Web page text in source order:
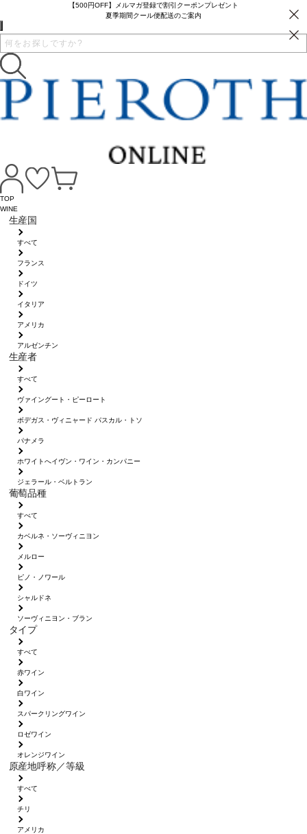
【500円OFF】メルマガ登録で割引クーポンプレゼント
夏季期間クール便配送のご案内
TOP
WINE
生産国
すべて
フランス
ドイツ
イタリア
アメリカ
アルゼンチン
生産者
すべて
ヴァイングート・ピーロート
ボデガス・ヴィニャード パスカル・トソ
パナメラ
ホワイトへイヴン・ワイン・カンパニー
ジェラール・ベルトラン
葡萄品種
すべて
カベルネ・ソーヴィニヨン
メルロー
ピノ・ノワール
シャルドネ
ソーヴィニヨン・ブラン
タイプ
すべて
赤ワイン
白ワイン
スパークリングワイン
ロゼワイン
オレンジワイン
原産地呼称／等級
すべて
チリ
アメリカ